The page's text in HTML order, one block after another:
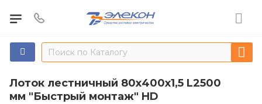
Лоток лестничный 80х400х1,5 L2500
мм "Быстрый монтаж" HD